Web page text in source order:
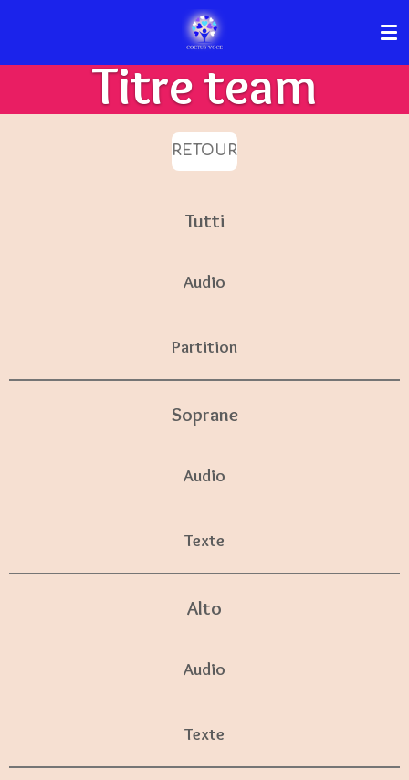
contenu
Titre team
RETOUR
Tutti
Audio
Partition
Soprane
Audio
Texte
Alto
Audio
Texte